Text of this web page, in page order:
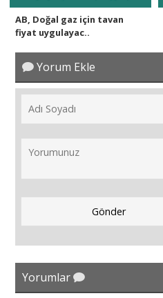
AB, Doğal gaz için tavan
fiyat uygulayac..
Yorum Ekle
Yorumlar